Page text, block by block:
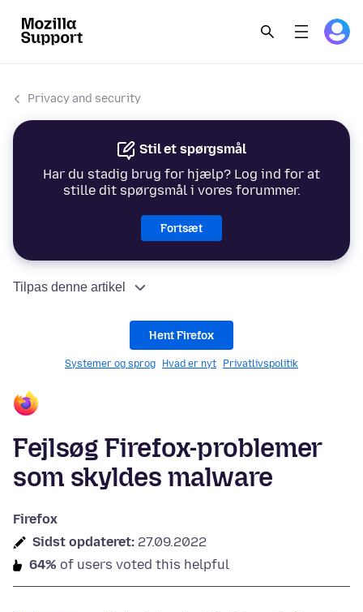
Privacy and security
Stil et spørgsmål
Har du stadig brug for hjælp? Log ind for at
stille dit spørgsmål i vores forummer.
Fortsæt
Tilpas denne artikel
Hent Firefox
Systemer og sprog Hvad er nyt Privatlivspolitik
Fejlsøg Firefox-problemer
som skyldes malware
Firefox
Sidst opdateret: 27.09.2022
64% of users voted this helpful